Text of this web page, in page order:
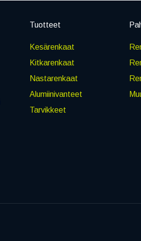
Tuotteet
Kesärenkaat
Kitkarenkaat
Nastarenkaat
Alumiinivanteet
Tarvikkeet